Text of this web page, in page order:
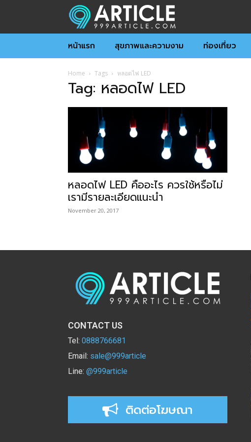
หน้าแรก สุขภาพและความงาม ท่องเที่ยว
Home Tags หลอดไฟ LED
Tag: หลอดไฟ LED
หลอดไฟ LED คืออะไร ควรใช้หรือไม่
เรามีรายละเอียดแนะนำ
November 20, 2017
CONTACT US
Tel: 0888766681
Email: sale@999article
Line: @999article
ติดต่อโฆษณา